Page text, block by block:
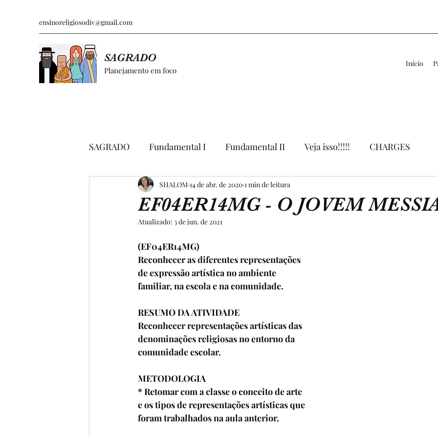
ensinoreligiosodiv@gmail.com
SAGRADO
Planejamento em foco
Início
SAGRADO Fundamental I Fundamental II Veja isso!!!!! CHARGES
GRÁFICOS E PESQUISAS VÍDEOS LIVROS
BIOGRAFIAS 6º ANO
5º ANO POESIA CONTOS DE FADAS E FÁBULAS
EF04ER14MG - O JOVEM
SHALOM 14 de abr. de 2020 1 min de leitura
Atualizado: 3 de jun. de 2021
(EF04ER14MG)
Reconhecer as diferentes representações
de expressão artística no ambiente
familiar, na escola e na comunidade.
RESUMO DA ATIVIDADE
Reconhecer representações artísticas das
denominações religiosas no entorno da
comunidade escolar.
METODOLOGIA
* Retomar com a classe o conceito de arte
e os tipos de representações artísticas que
foram trabalhados na aula anterior.